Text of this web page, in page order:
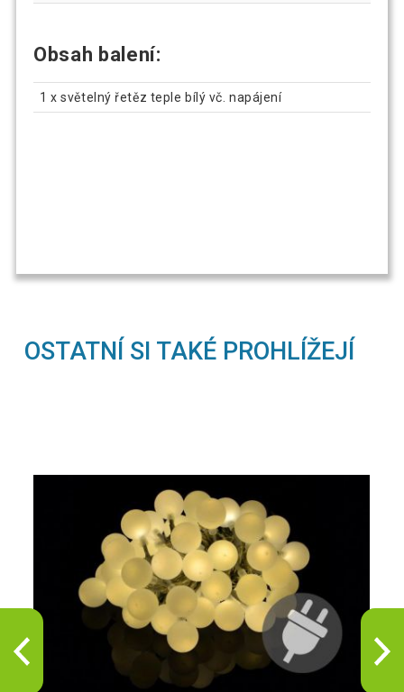
Obsah balení:
1 x světelný řetěz teple bílý vč. napájení
OSTATNÍ SI TAKÉ PROHLÍŽEJÍ